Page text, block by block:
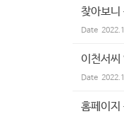
찾아보니
Date
이천서씨
Date
홈페이지